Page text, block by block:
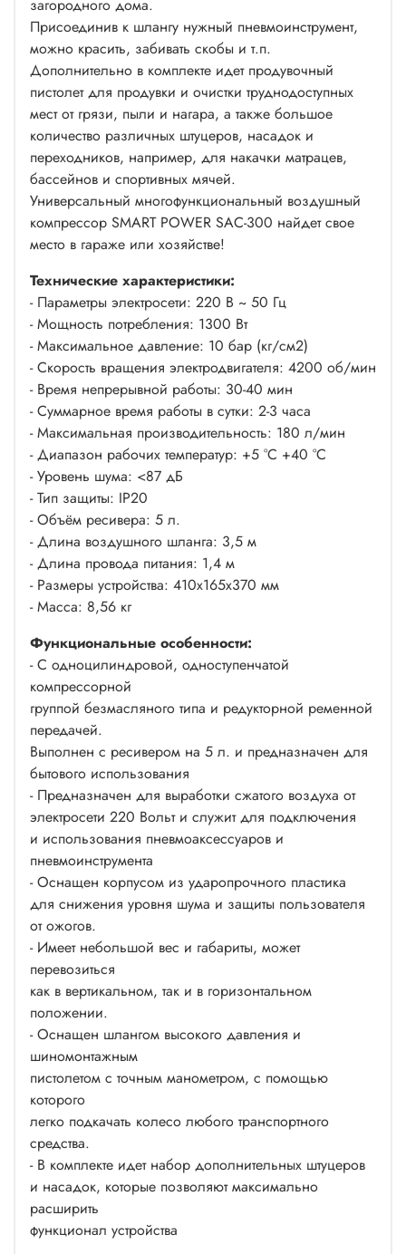
загородного дома.
Присоединив к шлангу нужный пневмоинструмент,
можно красить, забивать скобы и т.п.
Дополнительно в комплекте идет продувочный
пистолет для продувки и очистки труднодоступных
мест от грязи, пыли и нагара, а также большое
количество различных штуцеров, насадок и
переходников, например, для накачки матрацев,
бассейнов и спортивных мячей.
Универсальный многофункциональный воздушный
компрессор SMART POWER SAC-300 найдет свое
место в гараже или хозяйстве!
Технические характеристики:
- Параметры электросети: 220 В ~ 50 Гц
- Мощность потребления: 1300 Вт
- Максимальное давление: 10 бар (кг/см2)
- Скорость вращения электродвигателя: 4200 об/мин
- Время непрерывной работы: 30-40 мин
- Cуммарное время работы в сутки: 2-3 часа
- Максимальная производительность: 180 л/мин
- Диапазон рабочих температур: +5 °C +40 °C
- Уровень шума: <87 дБ
- Тип защиты: IP20
- Объём ресивера: 5 л.
- Длина воздушного шланга: 3,5 м
- Длина провода питания: 1,4 м
- Размеры устройства: 410x165x370 мм
- Масса: 8,56 кг
Функциональные особенности:
- С одноцилиндровой, одноступенчатой
компрессорной
группой безмасляного типа и редукторной ременной
передачей.
Выполнен с ресивером на 5 л. и предназначен для
бытового использования
- Предназначен для выработки сжатого воздуха от
электросети 220 Вольт и служит для подключения
и использования пневмоаксессуаров и
пневмоинструмента
- Оснащен корпусом из ударопрочного пластика
для снижения уровня шума и защиты пользователя
от ожогов.
- Имеет небольшой вес и габариты, может
перевозиться
как в вертикальном, так и в горизонтальном
положении.
- Оснащен шлангом высокого давления и
шиномонтажным
пистолетом с точным манометром, с помощью
которого
легко подкачать колесо любого транспортного
средства.
- В комплекте идет набор дополнительных штуцеров
и насадок, которые позволяют максимально
расширить
функционал устройства